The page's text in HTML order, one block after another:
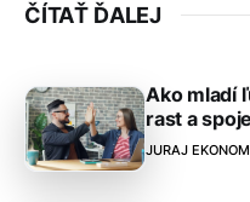
ČÍTAŤ ĎALEJ
Ako mladí
rast a
JURAJ